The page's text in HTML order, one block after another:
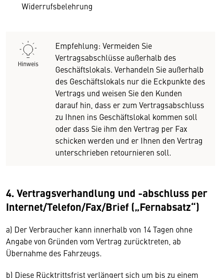
Widerrufsbelehrung
Hinweis
Empfehlung: Vermeiden Sie
Vertragsabschlüsse außerhalb des
Geschäftslokals. Verhandeln Sie außerhalb
des Geschäftslokals nur die Eckpunkte des
Vertrags und weisen Sie den Kunden
darauf hin, dass er zum Vertragsabschluss
zu Ihnen ins Geschäftslokal kommen soll
oder dass Sie ihm den Vertrag per Fax
schicken werden und er Ihnen den Vertrag
unterschrieben retournieren soll.
4. Vertragsverhandlung und -abschluss per
Internet/Telefon/Fax/Brief („Fernabsatz“)
a) Der Verbraucher kann innerhalb von 14 Tagen ohne
Angabe von Gründen vom Vertrag zurücktreten, ab
Übernahme des Fahrzeugs.
b) Diese Rücktrittsfrist verlängert sich um bis zu einem